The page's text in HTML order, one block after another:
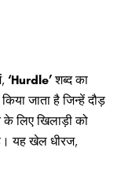
‘Hurdle’शब्द का
जाता है जिन्हें दौड़
के लिए खिलाड़ी को
यह खेल धीरज,